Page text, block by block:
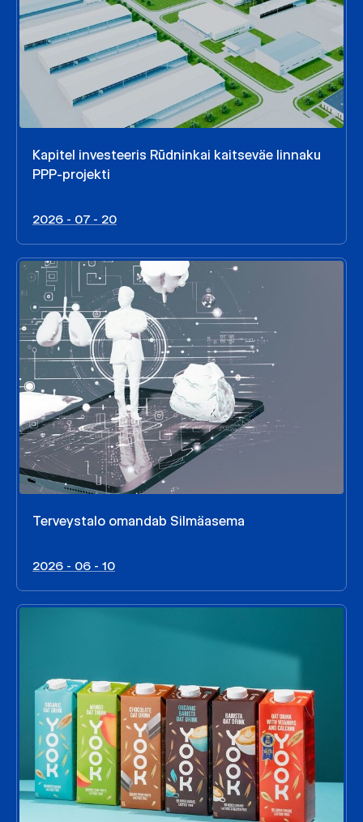
Kapitel investeeris Rūdninkai kaitseväe linnaku
PPP-projekti
2026 - 07 - 20
Terveystalo omandab Silmäasema
2026 - 06 - 10